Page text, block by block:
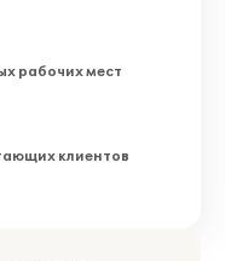
рабочих мест
клиентов